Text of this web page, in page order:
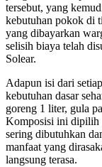
tersebut, yang
kebutuhan pokok di
yang dibayarkan
selisih biaya telah
Solear.
Adapun isi dari
kebutuhan dasar
goreng 1 liter, gula
Komposisi ini dipilih
sering dibutuhkan
manfaat yang
langsung terasa.